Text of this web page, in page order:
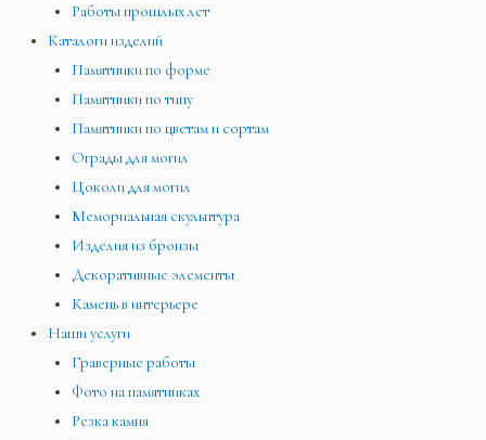
Работы прошлых лет
Каталоги изделий
Памятники по форме
Памятники по типу
Памятники по цветам и сортам
Ограды для могил
Цоколи для могил
Мемориальная скульптура
Изделия из бронзы
Декоративные элементы
Камень в интерьере
Наши услуги
Граверные работы
Фото на памятниках
Резка камня